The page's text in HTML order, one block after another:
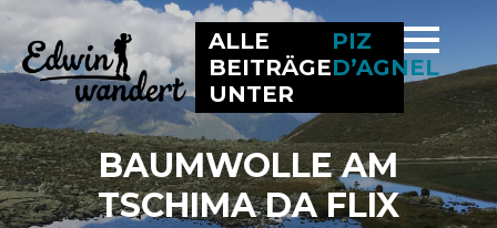
ALLE
BEITRÄGE
UNTER
PIZ
D’AGNEL
BAUMWOLLE AM
TSCHIMA DA FLIX